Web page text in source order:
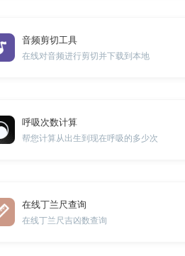
音频剪切工具
在线对音频进行剪切并下载到本地
呼吸次数计算
帮您计算从出生到现在呼吸的多少次
在线丁兰尺查询
在线丁兰尺吉凶数查询